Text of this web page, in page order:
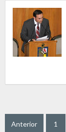
Anterior 1